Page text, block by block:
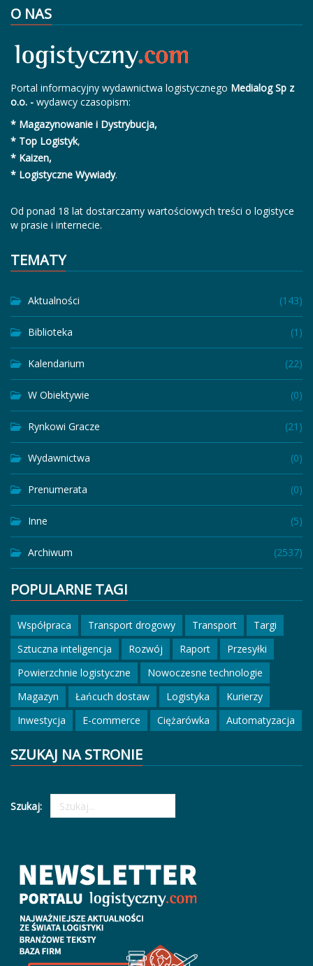
O NAS
Portal informacyjny wydawnictwa logistycznego Medialog Sp z
o.o. - wydawcy czasopism:
* Magazynowanie i Dystrybucja,
* Top Logistyk,
* Kaizen,
* Logistyczne Wywiady.
Od ponad 18 lat dostarczamy wartościowych treści o logistyce
w prasie i internecie.
TEMATY
Aktualności (143)
Biblioteka (1)
Kalendarium (22)
W Obiektywie (0)
Rynkowi Gracze (21)
Wydawnictwa (0)
Prenumerata (0)
Inne (5)
Archiwum (2537)
POPULARNE TAGI
Współpraca Transport drogowy Transport
Targi
Sztuczna inteligencja
Rozwój Raport
Przesyłki
Powierzchnie logistyczne
Nowoczesne technologie
Magazyn
Łańcuch dostaw Logistyka
Kurierzy
Inwestycja
E-commerce Ciężarówka Automatyzacja
SZUKAJ NA STRONIE
Szukaj: